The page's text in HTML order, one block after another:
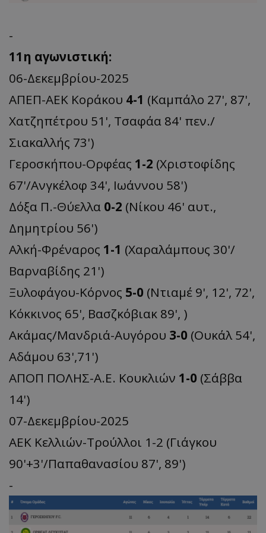
-
11η αγωνιστική:
06-Δεκεμβρίου-2025
ΑΠΕΠ-ΑΕΚ Κοράκου 4-1 (Καμπάλο 27', 87',
Χατζηπέτρου 51', Τσαφάα 84' πεν./
Σιακαλλής 73')
Γεροσκήπου-Ορφέας 1-2 (Χριστοφίδης
67'/Ανγκέλοφ 34', Ιωάννου 58')
Δόξα Π.-Θύελλα 0-2 (Νίκου 46' αυτ.,
Δημητρίου 56')
Αλκή-Φρέναρος 1-1 (Χαραλάμπους 30'/
Βαρναβίδης 21')
Ξυλοφάγου-Κόρνος 5-0 (Ντιαμέ 9', 12', 72',
Κόκκινος 65', Βασζκόβιακ 89', )
Ακάμας/Μανδριά-Αυγόρου 3-0 (Ουκάλ 54',
Αδάμου 63',71')
ΑΠΟΠ ΠΟΛΗΣ-Α.Ε. Κουκλιών 1-0 (Σάββα
14')
07-Δεκεμβρίου-2025
ΑΕΚ Κελλιών-Τρούλλοι 1-2 (Γιάγκου
90'+3'/Παπαθανασίου 87', 89')
-